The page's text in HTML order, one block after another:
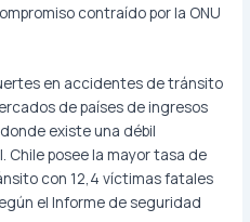
contraído por la ONU
en accidentes de tránsito
de países de ingresos
existe una débil
Chile posee la mayor tasa de
con 12,4 víctimas fatales
el Informe de seguridad